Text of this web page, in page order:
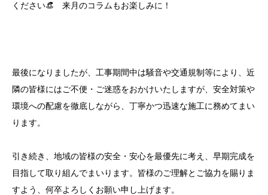
ください👒 来月のコラムもお楽しみに！
最後になりましたが、工事期間中は騒音や交通規制等により、近
隣の皆様にはご不便・ご迷惑をおかけいたしますが、安全対策や
環境への配慮を徹底しながら、丁寧かつ迅速な施工に務めてまい
ります。
引き続き、地域の皆様の安全・安心を最優先に考え、早期完成を
目指して取り組んでまいります。皆様のご理解とご協力を賜りま
すよう、何卒よろしくお願い申し上げます。